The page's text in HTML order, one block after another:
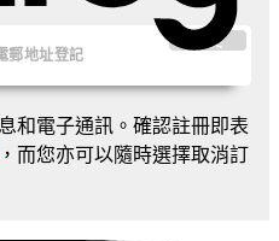
提交
和電子通訊。確認註冊即表
，而您亦可以隨時選擇取消訂